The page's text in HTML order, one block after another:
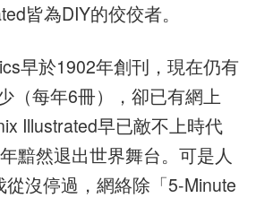
皆為DIY的佼佼者。
早於1902年創刊，現在仍有
（每年6冊），卻已有網上
Illustrated早已敵不上時代
黯然退出世界舞台。可是人
沒停過，網絡除「5-Minute